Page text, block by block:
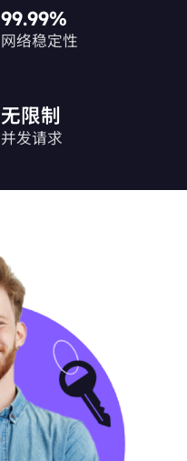
99.99%
网络稳定性
无限制
并发请求